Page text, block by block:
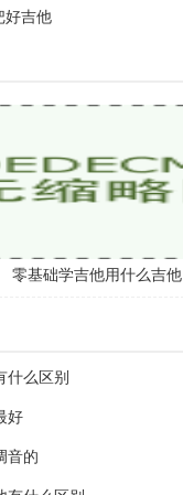
好吉他
零基础学吉他用什么吉他
什么区别
好
音的